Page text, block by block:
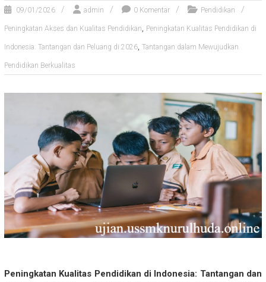
09/01/2026 admin 0 Komentar Pendidikan
Peningkatan Akses dan Kualitas Pendidikan, Peningkatan Kualitas Pendidikan di
Indonesia: Tantangan dan Peluang di 2026, Tantangan dalam Mewujudkan
Pendidikan Berkualitas
Peningkatan Kualitas Pendidikan di Indonesia: Tantangan dan